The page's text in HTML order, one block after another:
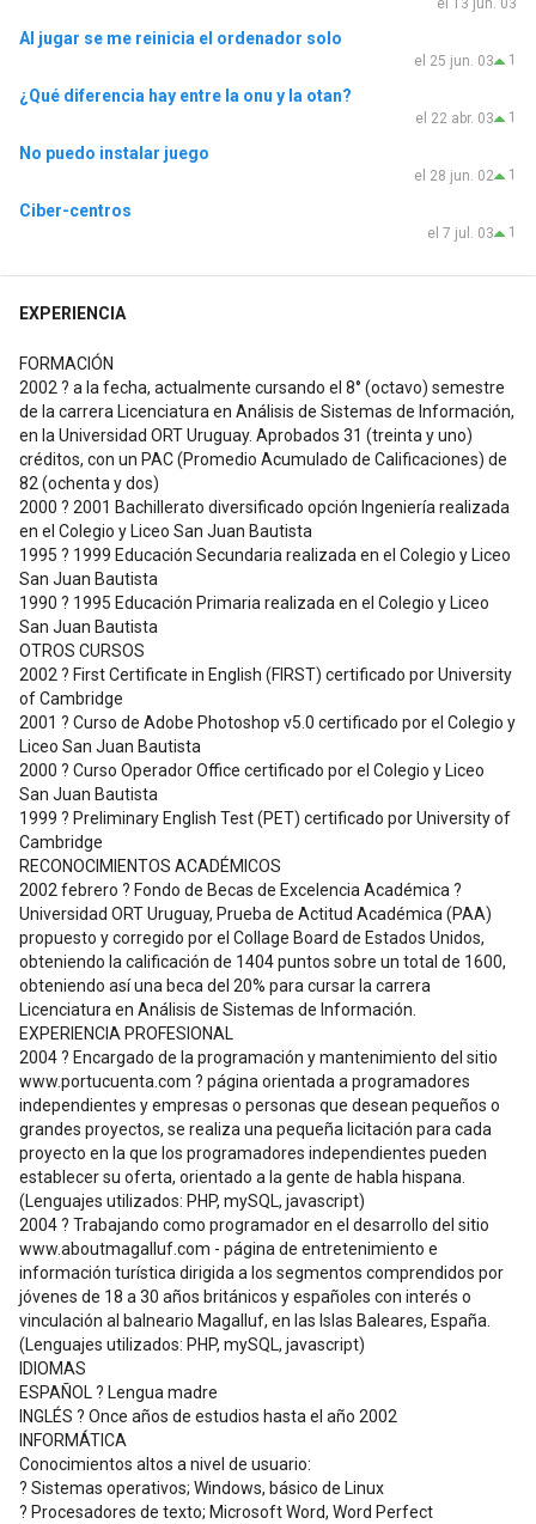
el 13 jun. 03
Al jugar se me reinicia el ordenador solo
1
el 25 jun. 03
¿Qué diferencia hay entre la onu y la otan?
1
el 22 abr. 03
No puedo instalar juego
1
el 28 jun. 02
Ciber-centros
1
el 7 jul. 03
EXPERIENCIA
FORMACIÓN
2002 ? a la fecha, actualmente cursando el 8° (octavo) semestre
de la carrera Licenciatura en Análisis de Sistemas de Información,
en la Universidad ORT Uruguay. Aprobados 31 (treinta y uno)
créditos, con un PAC (Promedio Acumulado de Calificaciones) de
82 (ochenta y dos)
2000 ? 2001 Bachillerato diversificado opción Ingeniería realizada
en el Colegio y Liceo San Juan Bautista
1995 ? 1999 Educación Secundaria realizada en el Colegio y Liceo
San Juan Bautista
1990 ? 1995 Educación Primaria realizada en el Colegio y Liceo
San Juan Bautista
OTROS CURSOS
2002 ? First Certificate in English (FIRST) certificado por University
of Cambridge
2001 ? Curso de Adobe Photoshop v5.0 certificado por el Colegio y
Liceo San Juan Bautista
2000 ? Curso Operador Office certificado por el Colegio y Liceo
San Juan Bautista
1999 ? Preliminary English Test (PET) certificado por University of
Cambridge
RECONOCIMIENTOS ACADÉMICOS
2002 febrero ? Fondo de Becas de Excelencia Académica ?
Universidad ORT Uruguay, Prueba de Actitud Académica (PAA)
propuesto y corregido por el Collage Board de Estados Unidos,
obteniendo la calificación de 1404 puntos sobre un total de 1600,
obteniendo así una beca del 20% para cursar la carrera
Licenciatura en Análisis de Sistemas de Información.
EXPERIENCIA PROFESIONAL
2004 ? Encargado de la programación y mantenimiento del sitio
www.portucuenta.com ? página orientada a programadores
independientes y empresas o personas que desean pequeños o
grandes proyectos, se realiza una pequeña licitación para cada
proyecto en la que los programadores independientes pueden
establecer su oferta, orientado a la gente de habla hispana.
(Lenguajes utilizados: PHP, mySQL, javascript)
2004 ? Trabajando como programador en el desarrollo del sitio
www.aboutmagalluf.com - página de entretenimiento e
información turística dirigida a los segmentos comprendidos por
jóvenes de 18 a 30 años británicos y españoles con interés o
vinculación al balneario Magalluf, en las Islas Baleares, España.
(Lenguajes utilizados: PHP, mySQL, javascript)
IDIOMAS
ESPAÑOL ? Lengua madre
INGLÉS ? Once años de estudios hasta el año 2002
INFORMÁTICA
Conocimientos altos a nivel de usuario:
? Sistemas operativos; Windows, básico de Linux
? Procesadores de texto; Microsoft Word, Word Perfect